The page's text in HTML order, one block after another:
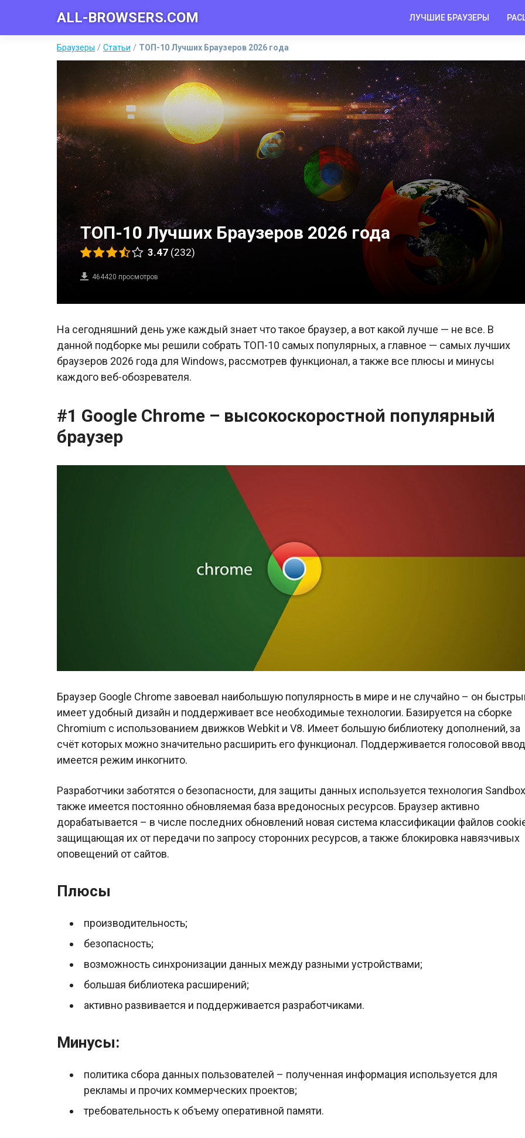
ALL-BROWSERS.COM ЛУЧШИЕ БРАУЗЕРЫ
Браузеры Статьи ТОП-10 Лучших Браузеров 2026 года
ТОП-10 Лучших Браузеров 2026 года
3.47 (232)
464420 просмотров
На сегодняшний день уже каждый знает что такое браузер, а вот какой лучше — не все. В
данной подборке мы решили собрать ТОП-10 самых популярных, а главное — самых лучших
браузеров 2026 года для Windows, рассмотрев функционал, а также все плюсы и минусы
каждого веб-обозревателя.
#1 Google Chrome – высокоскоростной популярный
браузер
Браузер Google Chrome завоевал наибольшую популярность в мире и не случайно – он
имеет удобный дизайн и поддерживает все необходимые технологии. Базируется на сборке
Chromium с использованием движков Webkit и V8. Имеет большую библиотеку дополнений, за
счёт которых можно значительно расширить его функционал. Поддерживается голосовой
имеется режим инкогнито.
Разработчики заботятся о безопасности, для защиты данных используется технология
также имеется постоянно обновляемая база вредоносных ресурсов. Браузер активно
дорабатывается – в числе последних обновлений новая система классификации файлов
защищающая их от передачи по запросу сторонних ресурсов, а также блокировка навязчивых
оповещений от сайтов.
Плюсы
производительность;
безопасность;
возможность синхронизации данных между разными устройствами;
большая библиотека расширений;
активно развивается и поддерживается разработчиками.
Минусы:
политика сбора данных пользователей – полученная информация используется для
рекламы и прочих коммерческих проектов;
требовательность к объему оперативной памяти.